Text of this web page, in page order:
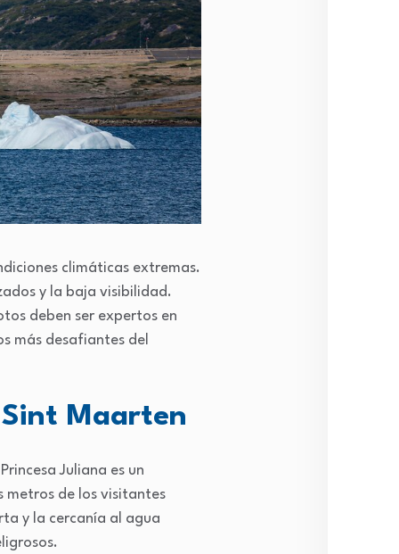
climáticas extremas.
y la baja visibilidad.
deben ser expertos en
más desafiantes del
Maarten
Juliana es un
metros de los visitantes
y la cercanía al agua